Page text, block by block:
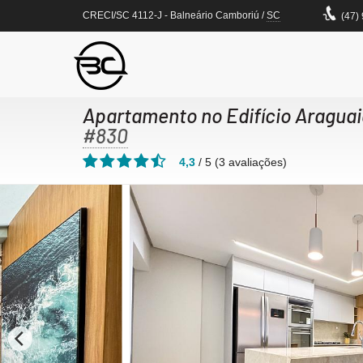
CRECI/SC 4112-J - Balneário Camboriú /SC (47)
Apartamento no Edifício
#830
4,3 / 5 (3 avaliações)